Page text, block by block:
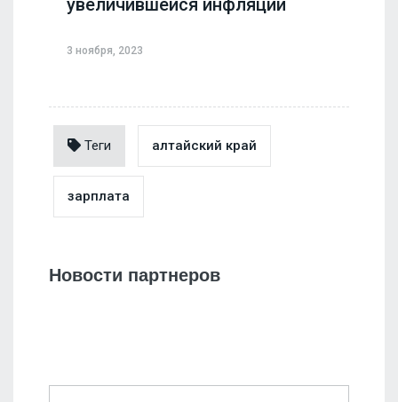
3 ноября, 2023
Теги алтайский край
зарплата
Новости партнеров